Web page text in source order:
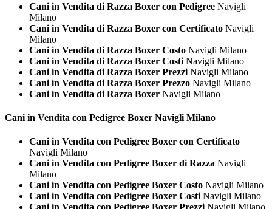
Cani in Vendita di Razza Boxer con Pedigree Navigli
Milano
Cani in Vendita di Razza Boxer con Certificato Navigli
Milano
Cani in Vendita di Razza Boxer Costo Navigli Milano
Cani in Vendita di Razza Boxer Costi Navigli Milano
Cani in Vendita di Razza Boxer Prezzi Navigli Milano
Cani in Vendita di Razza Boxer Prezzo Navigli Milano
Cani in Vendita di Razza Boxer Navigli Milano
Cani in Vendita con Pedigree Boxer Navigli Milano
Cani in Vendita con Pedigree Boxer con Certificato
Navigli Milano
Cani in Vendita con Pedigree Boxer di Razza Navigli
Milano
Cani in Vendita con Pedigree Boxer Costo Navigli Milano
Cani in Vendita con Pedigree Boxer Costi Navigli Milano